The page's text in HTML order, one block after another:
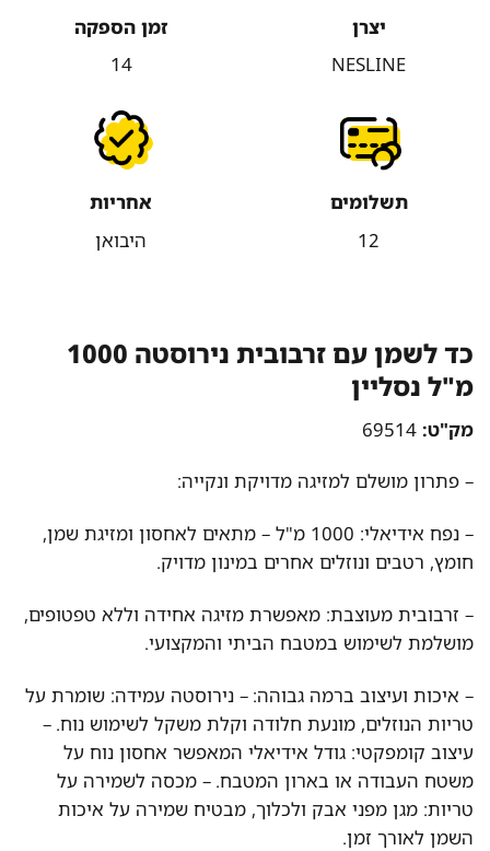
יצרן
NESLINE
זמן הספקה
14
תשלומים
12
אחריות
היבואן
כד לשמן עם זרבובית נירוסטה 1000
מ"ל נסליין
מק"ט:69514
– פתרון מושלם למזיגה מדויקת ונקייה:
– נפח אידיאלי: 1000 מ"ל – מתאים לאחסון ומזיגת שמן,
חומץ, רטבים ונוזלים אחרים במינון מדויק.
– זרבובית מעוצבת: מאפשרת מזיגה אחידה וללא טפטופים,
מושלמת לשימוש במטבח הביתי והמקצועי.
– איכות ועיצוב ברמה גבוהה: – נירוסטה עמידה: שומרת על
טריות הנוזלים, מונעת חלודה וקלת משקל לשימוש נוח. –
עיצוב קומפקטי: גודל אידיאלי המאפשר אחסון נוח על
משטח העבודה או בארון המטבח. – מכסה לשמירה על
טריות: מגן מפני אבק ולכלוך, מבטיח שמירה על איכות
השמן לאורך זמן.